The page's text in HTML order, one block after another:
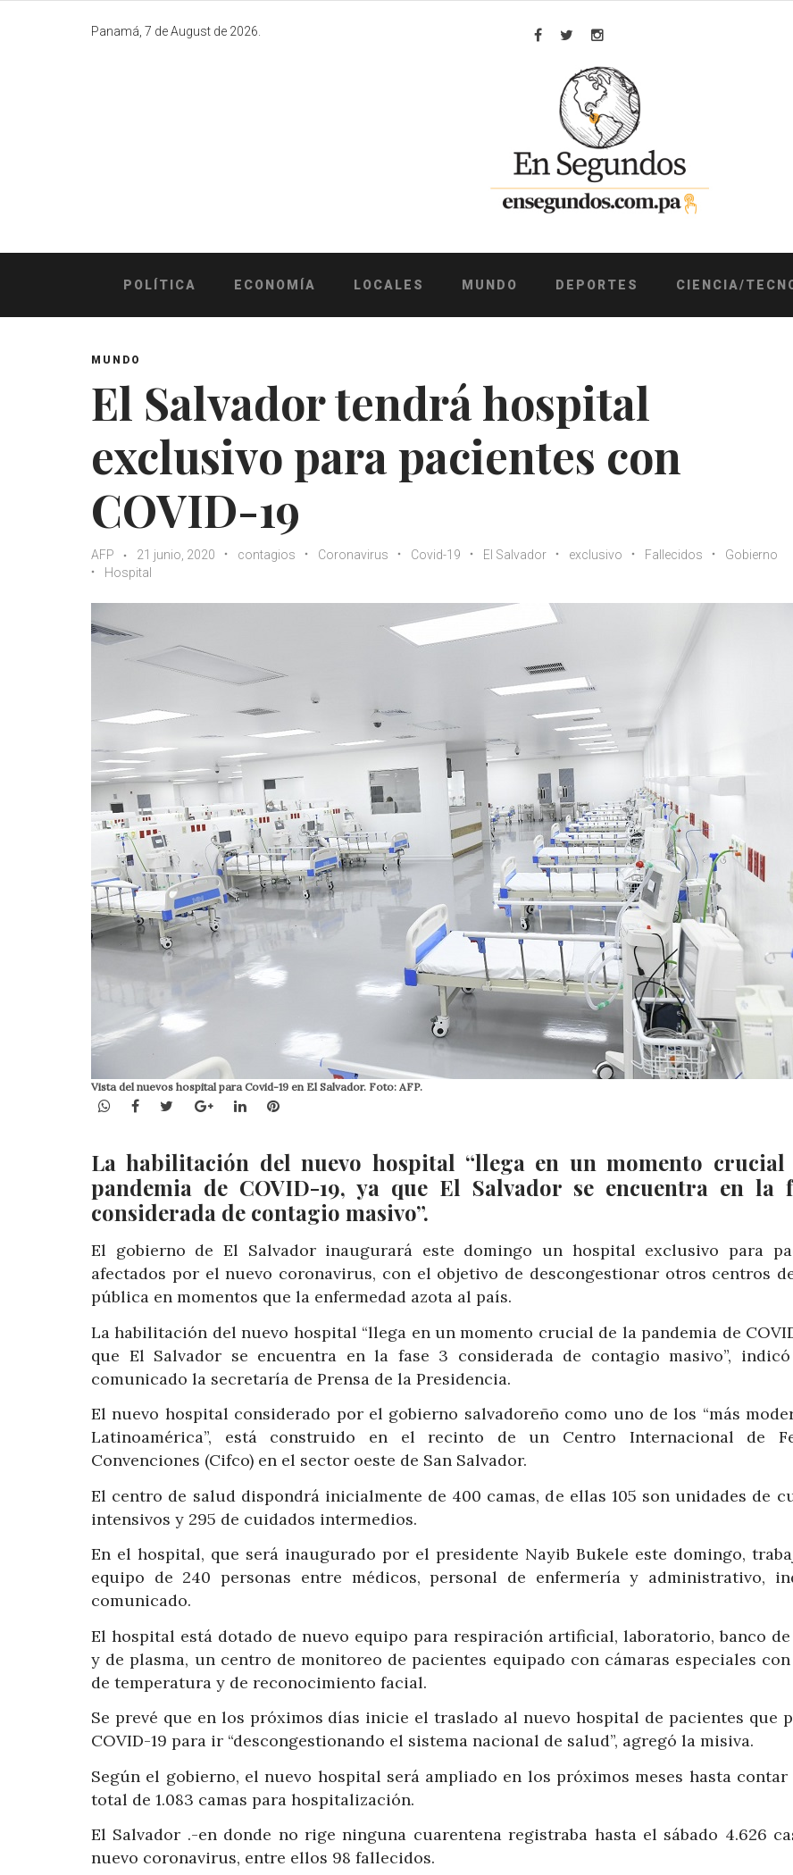
Panamá, 7 de August de 2026.
Facebook
TwitterInstagram
POLÍTICA ECONOMÍA LOCALES MUNDO DEPORTES CIENCIA/
MUNDO
El Salvador tendrá hospital
exclusivo para pacientes con
COVID-19
AFP 21 junio, 2020 contagios Coronavirus Covid-19 El Salvador exclusivo Fallecidos
Gobierno
Hospital
Vista del nuevos hospital para Covid-19 en El Salvador. Foto: AFP.
WhatsApp
Facebook
TwitterGoogle+LinkedInPinterest
La habilitación del nuevo hospital “llega en un momento crucial
pandemia de COVID-19, ya que El Salvador se encuentra en la
considerada de contagio masivo”.
El gobierno de El Salvador inaugurará este domingo un hospital exclusivo para
afectados por el nuevo coronavirus, con el objetivo de descongestionar otros centros
pública en momentos que la enfermedad azota al país.
La habilitación del nuevo hospital “llega en un momento crucial de la pandemia de
que El Salvador se encuentra en la fase 3 considerada de contagio masivo”,
comunicado la secretaría de Prensa de la Presidencia.
El nuevo hospital considerado por el gobierno salvadoreño como uno de los “más
Latinoamérica”, está construido en el recinto de un Centro Internacional de
Convenciones (Cifco) en el sector oeste de San Salvador.
El centro de salud dispondrá inicialmente de 400 camas, de ellas 105 son unidades de
intensivos y 295 de cuidados intermedios.
En el hospital, que será inaugurado por el presidente Nayib Bukele este domingo,
equipo de 240 personas entre médicos, personal de enfermería y administrativo,
comunicado.
El hospital está dotado de nuevo equipo para respiración artificial, laboratorio, banco de
y de plasma, un centro de monitoreo de pacientes equipado con cámaras especiales
de temperatura y de reconocimiento facial.
Se prevé que en los próximos días inicie el traslado al nuevo hospital de pacientes que
COVID-19 para ir “descongestionando el sistema nacional de salud”, agregó la misiva.
Según el gobierno, el nuevo hospital será ampliado en los próximos meses hasta
total de 1.083 camas para hospitalización.
El Salvador .-en donde no rige ninguna cuarentena registraba hasta el sábado 4.626
nuevo coronavirus, entre ellos 98 fallecidos.